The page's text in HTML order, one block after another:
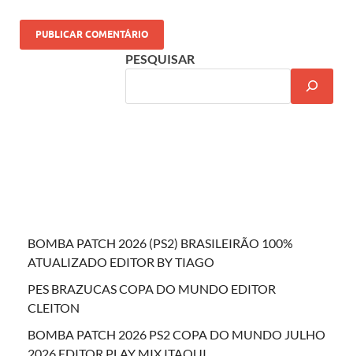
PESQUISAR
BOMBA PATCH 2026 (PS2) BRASILEIRÃO 100%
ATUALIZADO EDITOR BY TIAGO
PES BRAZUCAS COPA DO MUNDO EDITOR
CLEITON
BOMBA PATCH 2026 PS2 COPA DO MUNDO JULHO
2026 EDITOR PLAY MIX ITAQUI